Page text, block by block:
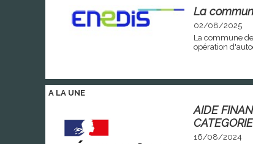
La
02/08/2025
La commune
opération
A LA UNE
AIDE
CATEGORIE
16/08/2024